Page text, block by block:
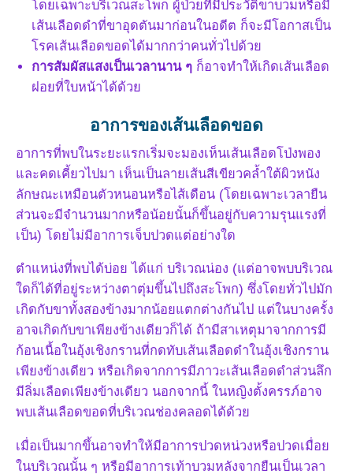
โดยเฉพาะบริเวณสะโพก ผู้ป่วยที่มีประวัติขาบวมหรือมี
เส้นเลือดดำที่ขาอุดตันมาก่อนในอดีต ก็จะมีโอกาสเป็น
โรคเส้นเลือดขอดได้มากกว่าคนทั่วไปด้วย
การสัมผัสแสงเป็นเวลานาน ๆก็อาจทำให้เกิดเส้นเลือด
ฝอยที่ใบหน้าได้ด้วย
อาการของเส้นเลือดขอด
อาการที่พบในระยะแรกเริ่มจะมองเห็นเส้นเลือดโป่งพอง
และคดเคี้ยวไปมา เห็นเป็นลายเส้นสีเขียวคล้ำใต้ผิวหนัง
ลักษณะเหมือนตัวหนอนหรือไส้เดือน (โดยเฉพาะเวลายืน
ส่วนจะมีจำนวนมากหรือน้อยนั้นก็ขึ้นอยู่กับความรุนแรงที่
เป็น) โดยไม่มีอาการเจ็บปวดแต่อย่างใด
ตำแหน่งที่พบได้บ่อย ได้แก่ บริเวณน่อง (แต่อาจพบบริเวณ
ใดก็ได้ที่อยู่ระหว่างตาตุ่มขึ้นไปถึงสะโพก) ซึ่งโดยทั่วไปมัก
เกิดกับขาทั้งสองข้างมากน้อยแตกต่างกันไป แต่ในบางครั้ง
อาจเกิดกับขาเพียงข้างเดียวก็ได้ ถ้ามีสาเหตุมาจากการมี
ก้อนเนื้อในอุ้งเชิงกรานที่กดทับเส้นเลือดดำในอุ้งเชิงกราน
เพียงข้างเดียว หรือเกิดจากการมีภาวะเส้นเลือดดำส่วนลึก
มีลิ่มเลือดเพียงข้างเดียว นอกจากนี้ ในหญิงตั้งครรภ์อาจ
พบเส้นเลือดขอดที่บริเวณช่องคลอดได้ด้วย
เมื่อเป็นมากขึ้นอาจทำให้มีอาการปวดหน่วงหรือปวดเมื่อย
ในบริเวณนั้น ๆ หรือมีอาการเท้าบวมหลังจากยืนเป็นเวลา